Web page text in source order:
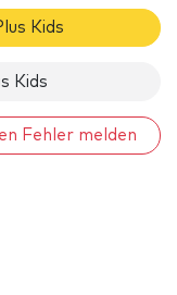
Kids
Kids
Fehler melden